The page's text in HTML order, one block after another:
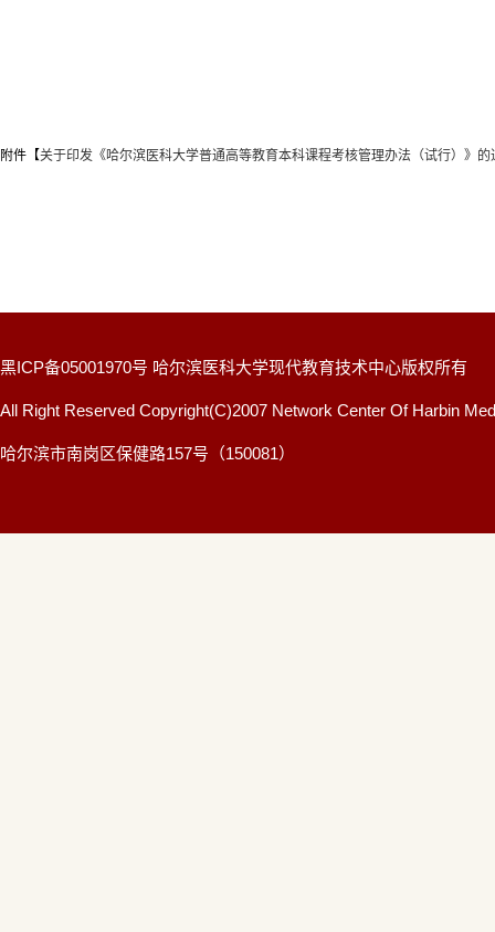
附件【关于印发《哈尔滨医科大学普通高等教育本科课程考核管理办法（试行）》
黑ICP备05001970号 哈尔滨医科大学现代教育技术中心版权所有
All Right Reserved Copyright(C)2007 Network Center Of Harbin
哈尔滨市南岗区保健路157号（150081）